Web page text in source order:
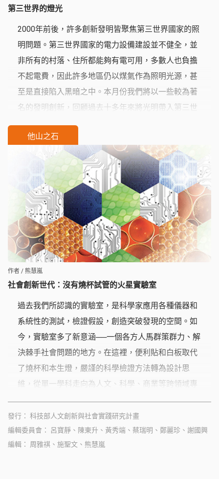
第三世界的燈光
2000年前後，許多創新發明皆聚焦第三世界國家的照
明問題。第三世界國家的電力設備建設並不健全，並
非所有的村落、住所都能夠有電可用，多數人也負擔
不起電費，因此許多地區仍以煤氣作為照明光源，甚
至是直接陷入黑暗之中。本月份我們將以一些較為著
名的發明創新，回顧過去十多年來將光明帶入第三世
界的嘗試。
他山之石
社會創新世代：沒有燒杯試管的火星實驗室
作者 / 熊慧嵐
過去我們所認識的實驗室，是科學家應用各種儀器和
系統性的測試，檢證假設，創造突破發現的空間。如
今，實驗室多了新意涵──一個各方人馬群策群力、解
決棘手社會問題的地方。在這裡，便利貼和白板取代
了燒杯和本生燈，嚴謹的科學檢證方法轉為設計思
維，從單一學科走向為人文、科學、商業等跨領域專
業合作。無論是飲用水安全、碳排放中和或是高齡友
善社會，努力為現實世界的挑戰尋找替代解決方案，
為我們的社會創造了更新、更友善運作規則。
發行
科技部人文創新與社會實踐研究計畫
編輯委員會
呂寶靜、陳東升、黃秀端、蔡瑞明、鄭麗珍、謝國興
編輯
周雅祺、施聖文、熊慧嵐